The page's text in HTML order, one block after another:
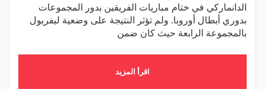
الدانماركي في ختام مباريات الفريقين بدور المجموعات
بدوري أبطال أوروبا. ولم تؤثر النتيجة على وضعية ليفربول
بالمجموعة الرابعة حيث كان ضمن
اقرأ المزيد